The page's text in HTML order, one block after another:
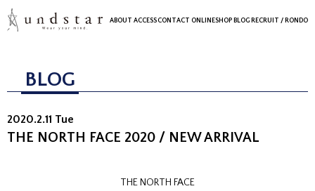
ABOUT ACCESSCONTACT ONLINESHOP BLOG RECRUIT / RONDO
BLOG
2020.2.11 Tue
THE NORTH FACE 2020 / NEW ARRIVAL
THE NORTH FACE